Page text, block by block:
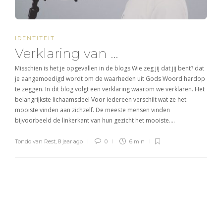
IDENTITEIT
Verklaring van …
Misschien is het je opgevallen in de blogs Wie zeg jij dat jij bent? dat
je aangemoedigd wordt om de waarheden uit Gods Woord hardop
te zeggen. In dit blog volgt een verklaring waarom we verklaren. Het
belangrijkste lichaamsdeel Voor iedereen verschilt wat ze het
mooiste vinden aan zichzelf. De meeste mensen vinden
bijvoorbeeld de linkerkant van hun gezicht het mooiste….
Tondo van Rest, 8 jaar ago 0 6 min